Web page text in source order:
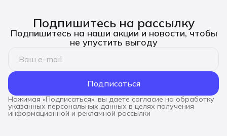
Подпишитесь на рассылку
Подпишитесь на наши акции и новости, чтобы
не упустить выгоду
Подписаться
Нажимая «Подписаться», вы даете согласие на обработку
указанных персональных данных в целях получения
информационной и рекламной рассылки